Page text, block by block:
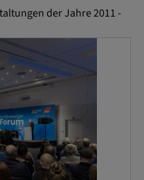
der Jahre 2011 -